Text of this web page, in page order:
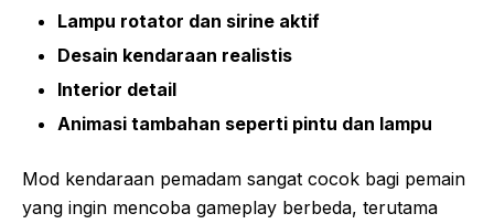
Lampu rotator dan sirine aktif
Desain kendaraan realistis
Interior detail
Animasi tambahan seperti pintu dan lampu
Mod kendaraan pemadam sangat cocok bagi pemain
yang ingin mencoba gameplay berbeda, terutama